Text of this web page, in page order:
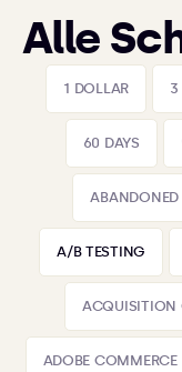
Alle
1 DOLLAR 3
60 DAYS
A/B TESTING
ACQUISITION
ADOBE COMMERCE